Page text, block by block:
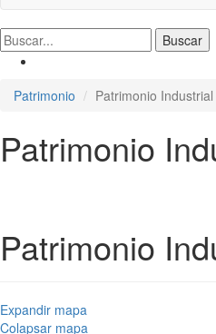
Patrimonio Patrimonio
Patrimonio
Patrimonio
Expandir mapa
Colapsar mapa